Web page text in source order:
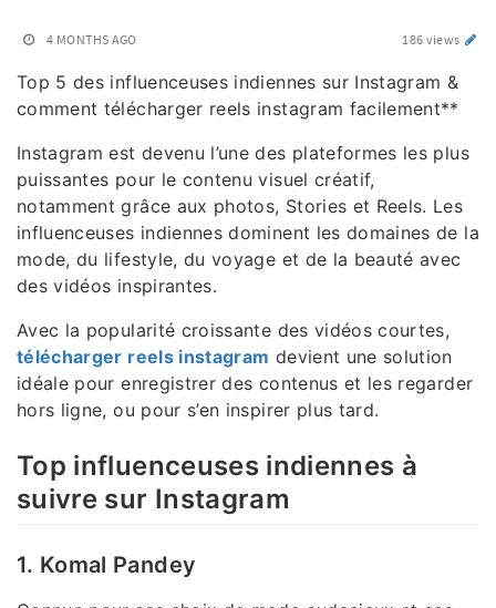
4 MONTHS AGO 186 views
Top 5 des influenceuses indiennes sur Instagram &
comment télécharger reels instagram facilement**
Instagram est devenu l’une des plateformes les plus
puissantes pour le contenu visuel créatif,
notamment grâce aux photos, Stories et Reels. Les
influenceuses indiennes dominent les domaines de la
mode, du lifestyle, du voyage et de la beauté avec
des vidéos inspirantes.
Avec la popularité croissante des vidéos courtes,
télécharger reels instagram devient une solution
idéale pour enregistrer des contenus et les regarder
hors ligne, ou pour s’en inspirer plus tard.
Top influenceuses indiennes à
suivre sur Instagram
1. Komal Pandey